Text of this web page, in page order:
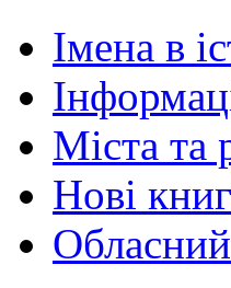
Імена в
Міста та
Нові